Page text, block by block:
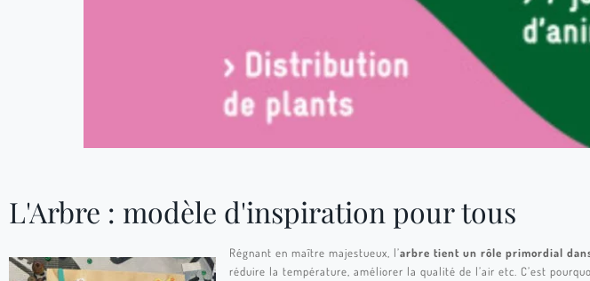
L'Arbre : modèle d'inspiration pour tous
Régnant en maître majestueux, l’arbre tient un rôle primordial
réduire la température, améliorer la qualité de l’air etc. C’est